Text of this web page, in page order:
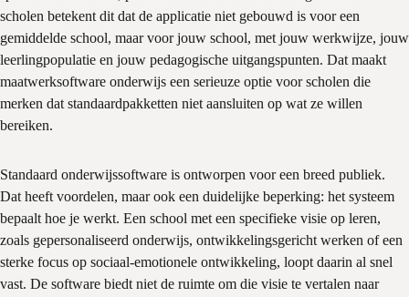
scholen betekent dit dat de applicatie niet gebouwd is voor een
gemiddelde school, maar voor jouw school, met jouw werkwijze, jouw
leerlingpopulatie en jouw pedagogische uitgangspunten. Dat maakt
maatwerksoftware onderwijs een serieuze optie voor scholen die
merken dat standaardpakketten niet aansluiten op wat ze willen
bereiken.
Standaard onderwijssoftware is ontworpen voor een breed publiek.
Dat heeft voordelen, maar ook een duidelijke beperking: het systeem
bepaalt hoe je werkt. Een school met een specifieke visie op leren,
zoals gepersonaliseerd onderwijs, ontwikkelingsgericht werken of een
sterke focus op sociaal-emotionele ontwikkeling, loopt daarin al snel
vast. De software biedt niet de ruimte om die visie te vertalen naar